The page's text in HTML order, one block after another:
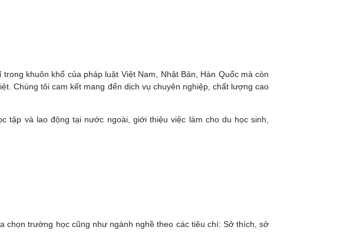
khuôn khổ của pháp luật Việt Nam, Nhật Bản, Hàn Quốc mà còn
Chúng tôi cam kết mang đến dịch vụ chuyên nghiệp, chất lượng cao
tập và lao động tại nước ngoài, giới thiệu việc làm cho du học sinh,
trường học cũng như ngành nghề theo các tiêu chí: Sở thích, sở